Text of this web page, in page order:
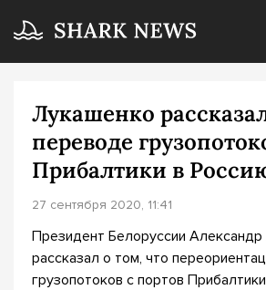
Лукашенко
переводе
Прибалтики в
27 сентября 2020, 11:41
Президент Белоруссии
рассказал о том, что
грузопотоков с портов